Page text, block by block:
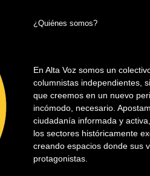
¿Quiénes somos?
En Alta Voz somos un
columnistas independientes,
que creemos en un nuevo
incómodo, necesario.
ciudadanía informada y
los sectores históricamente
creando espacios donde sus
protagonistas.